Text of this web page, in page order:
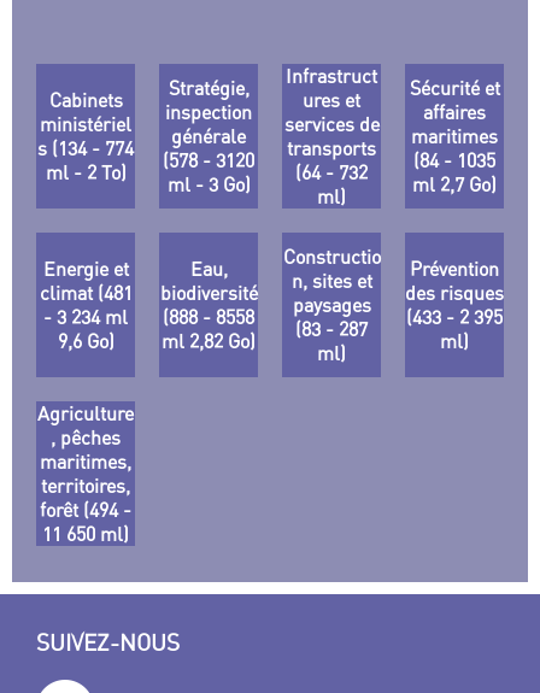
Cabinets
ministériel
s (134 - 774
ml - 2 To)
Stratégie,
inspection
générale
(578 - 3120
ml - 3 Go)
Infrastruct
ures et
services de
transports
(64 - 732
ml)
Sécurité et
affaires
maritimes
(84 - 1035
ml 2,7 Go)
Energie et
climat (481
- 3 234 ml
9,6 Go)
Eau,
biodiversité
(888 - 8558
ml 2,82 Go)
Constructio
n, sites et
paysages
(83 - 287
ml)
Prévention
des risques
(433 - 2 395
ml)
Agriculture
, pêches
maritimes,
territoires,
forêt (494 -
11 650 ml)
SUIVEZ-NOUS